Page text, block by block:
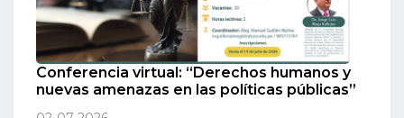
Conferencia virtual: “Derechos humanos y
nuevas amenazas en las políticas públicas”